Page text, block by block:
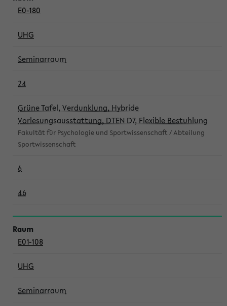
E0-180
UHG
Seminarraum
24
Grüne Tafel, Verdunklung, Hybride
Vorlesungsausstattung, DTEN D7, Flexible Bestuhlung
Fakultät für Psychologie und Sportwissenschaft / Abteilung
Sportwissenschaft
6
46
E01-108
UHG
Seminarraum